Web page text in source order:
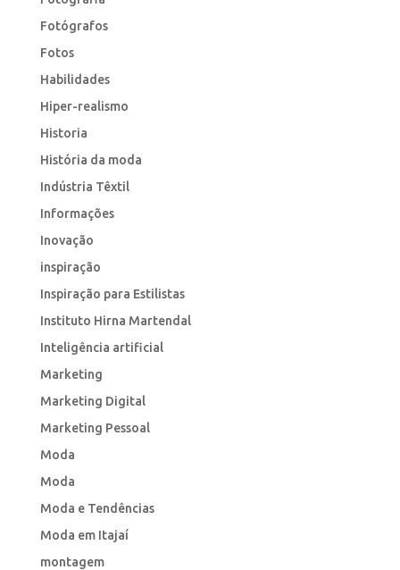
Fotógrafos
Fotos
Habilidades
Hiper-realismo
Historia
História da moda
Indústria Têxtil
Informações
Inovação
inspiração
Inspiração para Estilistas
Instituto Hirna Martendal
Inteligência artificial
Marketing
Marketing Digital
Marketing Pessoal
Moda
Moda
Moda e Tendências
Moda em Itajaí
montagem